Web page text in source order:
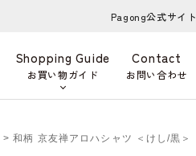
Pagong公式サイト
Shopping Guide
お買い物ガイド
Contact
お問い合わせ
> 和柄 京友禅アロハシャツ ＜けし/黒＞